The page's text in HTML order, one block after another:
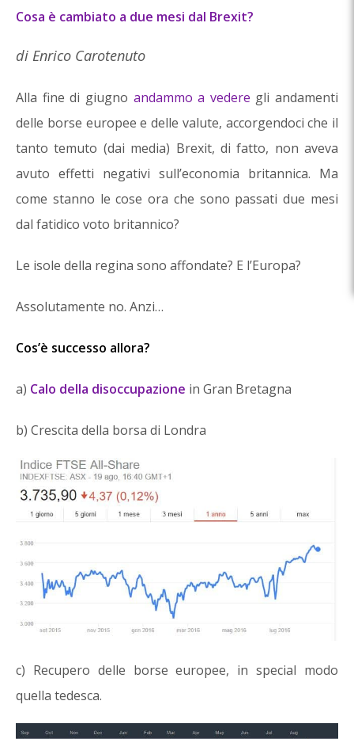
Cosa è cambiato a due mesi dal Brexit?
di Enrico Carotenuto
Alla fine di giugno andammo a vedere gli andamenti
delle borse europee e delle valute, accorgendoci che il
tanto temuto (dai media) Brexit, di fatto, non aveva
avuto effetti negativi sull’economia britannica. Ma
come stanno le cose ora che sono passati due mesi
dal fatidico voto britannico?
Le isole della regina sono affondate? E l’Europa?
Assolutamente no. Anzi…
Cos’è successo allora?
a) Calo della disoccupazione in Gran Bretagna
b) Crescita della borsa di Londra
c) Recupero delle borse europee, in special modo
quella tedesca.